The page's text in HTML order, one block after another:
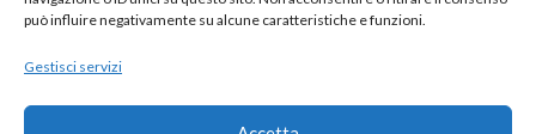
può influire negativamente su alcune caratteristiche e funzioni.
Gestisci servizi
Tutti i diritti sono riservati.